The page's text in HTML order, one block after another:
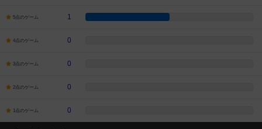
5点のゲーム 1
4点のゲーム 0
3点のゲーム 0
2点のゲーム 0
1点のゲーム 0